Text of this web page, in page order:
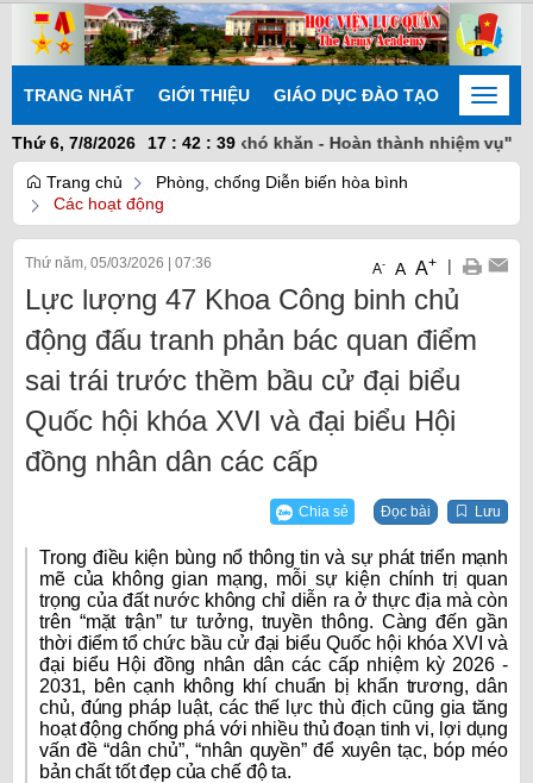
TRANG NHẤT GIỚI THIỆU GIÁO DỤC ĐÀO TẠO
Toggle
Thứ 6, 7/8/2026
17 : 42 : 40
tạo - Khắc phục khó khăn - Hoàn thành nhiệm vụ"
Trang chủ
Phòng, chống Diễn biến hòa bình
Các hoạt động
Thứ năm, 05/03/2026 | 07:36 A- A A+ |
Lực lượng 47 Khoa Công binh chủ
động đấu tranh phản bác quan điểm
sai trái trước thềm bầu cử đại biểu
Quốc hội khóa XVI và đại biểu Hội
đồng nhân dân các cấp
Chia sẻ Đọc bài Lưu
Trong điều kiện bùng nổ thông tin và sự phát triển mạnh
mẽ của không gian mạng, mỗi sự kiện chính trị quan
trọng của đất nước không chỉ diễn ra ở thực địa mà còn
trên “mặt trận” tư tưởng, truyền thông. Càng đến gần
thời điểm tổ chức bầu cử đại biểu Quốc hội khóa XVI và
đại biểu Hội đồng nhân dân các cấp nhiệm kỳ 2026 -
2031, bên cạnh không khí chuẩn bị khẩn trương, dân
chủ, đúng pháp luật, các thế lực thù địch cũng gia tăng
hoạt động chống phá với nhiều thủ đoạn tinh vi, lợi dụng
vấn đề “dân chủ”, “nhân quyền” để xuyên tạc, bóp méo
bản chất tốt đẹp của chế độ ta.